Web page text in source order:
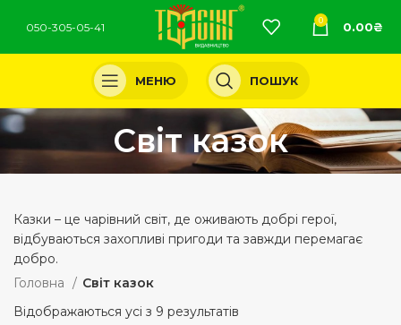
050-305-05-41
0 0.00₴
МЕНЮ ПОШУК
Світ казок
Казки – це чарівний світ, де оживають добрі герої,
відбуваються захопливі пригоди та завжди перемагає
добро.
Головна
Світ казок
Відображаються усі з 9 результатів